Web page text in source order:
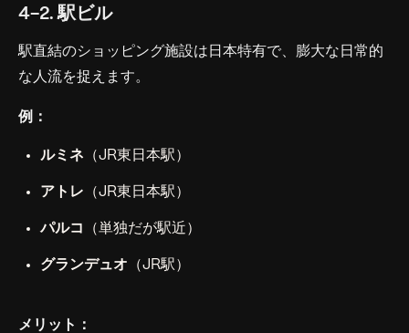
4-2. 駅ビル
駅直結のショッピング施設は日本特有で、膨大な日常的
な人流を捉えます。
例：
ルミネ （JR東日本駅）
アトレ （JR東日本駅）
パルコ （単独だが駅近）
グランデュオ （JR駅）
メリット：